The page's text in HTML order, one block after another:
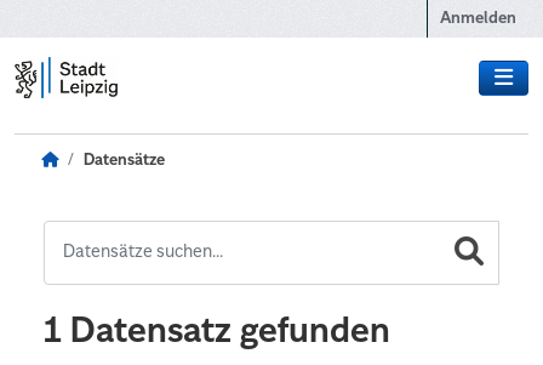
Anmelden
Datensätze
1 Datensatz gefunden